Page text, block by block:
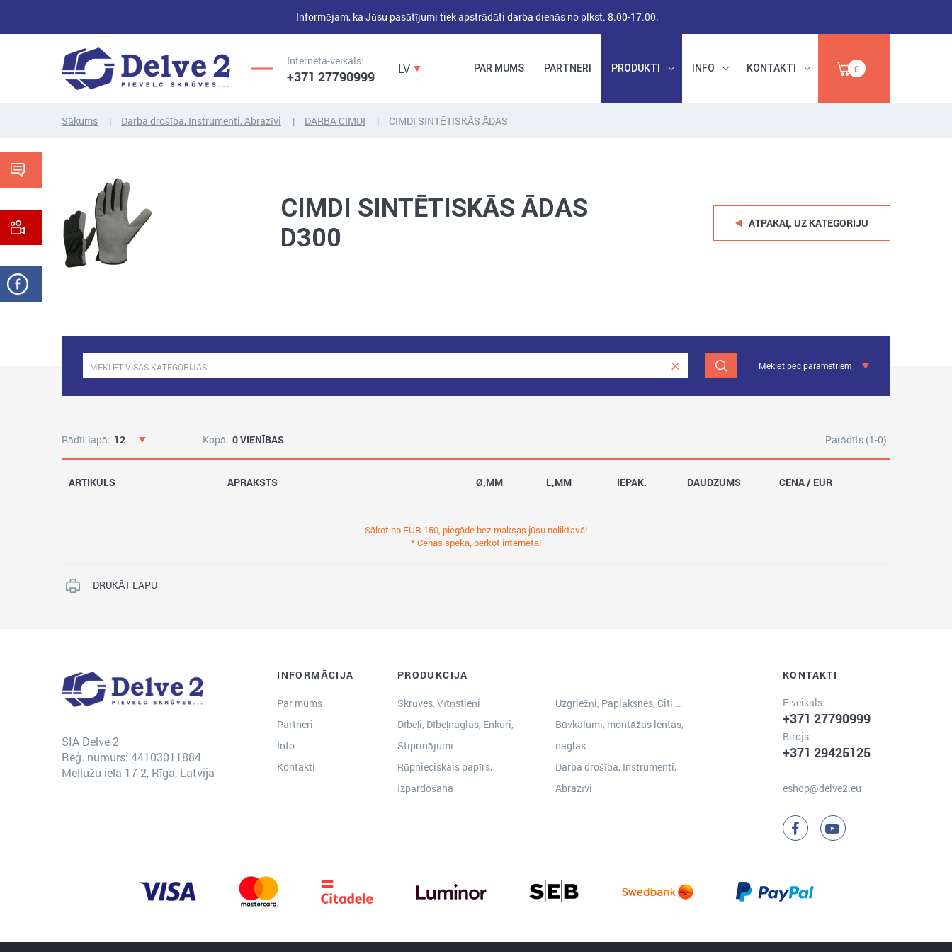
Informējam, ka Jūsu pasūtījumi tiek apstrādāti darba dienās no plkst. 8.00-17.00.
Interneta-veikals:
+371 27790999 LV PAR MUMS PARTNERI PRODUKTI
SKRŪVES,
VĪTŅSTIEŅI
LENTAS, NAGLAS
INFO KONTAKTI 0
Sākums Darba drošība, Instrumenti, Abrazīvi DARBA CIMDI CIMDI SINTĒTISKĀS ĀDAS
CIMDI SINTĒTISKĀS ĀDAS
D300
ATPAKAĻ UZ KATEGORIJU
Meklēt pēc parametriem
Rādīt lapā: 12 Kopā: 0 VIENĪBAS Parādīts (1-0)
ARTIKULS APRAKSTS Ø,MM L,MM IEPAK. DAUDZUMS CENA / EUR
Sākot no EUR 150, piegāde bez maksas jūsu noliktavā!
* Cenas spēkā, pērkot internetā!
DRUKĀT LAPU
SIA Delve 2
Reģ. numurs: 44103011884
Mellužu iela 17-2, Rīga, Latvija
INFORMĀCIJA
Par mums
Partneri
Info
Kontakti
PRODUKCIJA
Skrūves, Vītņstieņi
Uzgriežņi, Paplāksnes, Citi...
Dībeļi, Dībeļnaglas, Enkuri,
Stiprinājumi
Būvkalumi, montāžas lentas,
naglas
Rūpnieciskais papīrs,
Izpārdošana
Darba drošība, Instrumenti,
Abrazīvi
KONTAKTI
E-veikals:
+371 27790999
Birojs:
+371 29425125
eshop@delve2.eu